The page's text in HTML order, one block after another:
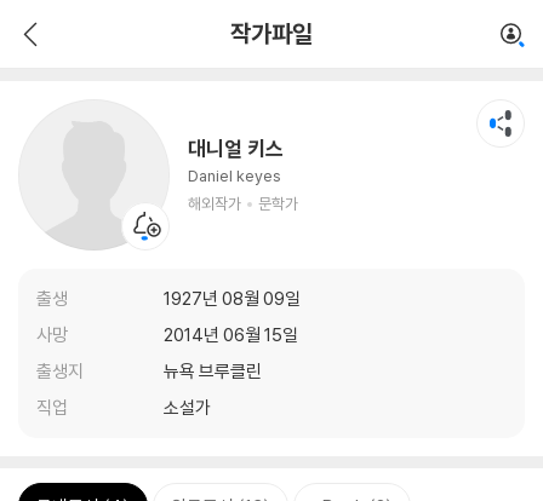
작가파일
대니얼 키스
Daniel keyes
해외작가
문학가
출생
1927년 08월 09일
사망
2014년 06월 15일
출생지
뉴욕 브루클린
직업
소설가